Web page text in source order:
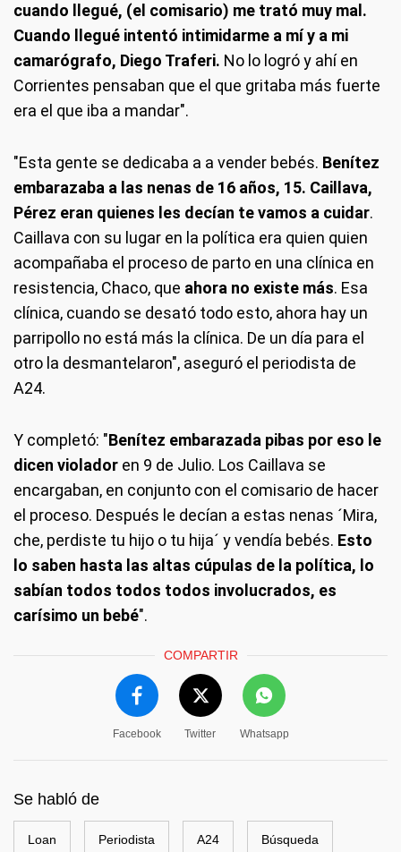
cuando llegué, (el comisario) me trató muy mal.
Cuando llegué intentó intimidarme a mí y a mi
camarógrafo, Diego Traferi. No lo logró y ahí en
Corrientes pensaban que el que gritaba más fuerte
era el que iba a mandar".
"Esta gente se dedicaba a a vender bebés. Benítez
embarazaba a las nenas de 16 años, 15. Caillava,
Pérez eran quienes les decían te vamos a cuidar.
Caillava con su lugar en la política era quien quien
acompañaba el proceso de parto en una clínica en
resistencia, Chaco, que ahora no existe más. Esa
clínica, cuando se desató todo esto, ahora hay un
parripollo no está más la clínica. De un día para el
otro la desmantelaron", aseguró el periodista de
A24.
Y completó: "Benítez embarazada pibas por eso le
dicen violador en 9 de Julio. Los Caillava se
encargaban, en conjunto con el comisario de hacer
el proceso. Después le decían a estas nenas ´Mira,
che, perdiste tu hijo o tu hija´ y vendía bebés. Esto
lo saben hasta las altas cúpulas de la política, lo
sabían todos todos todos involucrados, es
carísimo un bebé".
COMPARTIR
Facebook Twitter Whatsapp
Se habló de
Loan Periodista A24 Búsqueda